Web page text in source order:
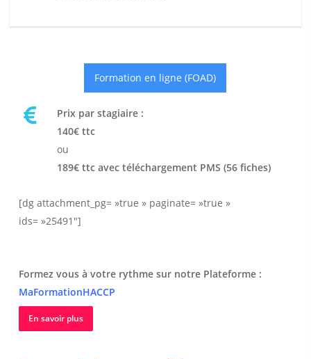
Formation en ligne (FOAD)
Prix par stagiaire :
140€ ttc
ou
189€ ttc avec téléchargement PMS (56 fiches)
[dg attachment_pg= »true » paginate= »true »
ids= »25491″]
Formez vous à votre rythme sur notre Plateforme :
MaFormationHACCP
En savoir plus